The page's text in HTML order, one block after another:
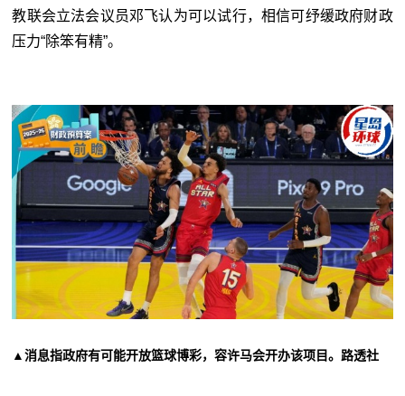
教联会立法会议员邓飞认为可以试行，相信可纾缓政府财政
压力“除笨有精”。
▲消息指政府有可能开放篮球博彩，容许马会开办该项目。路透社